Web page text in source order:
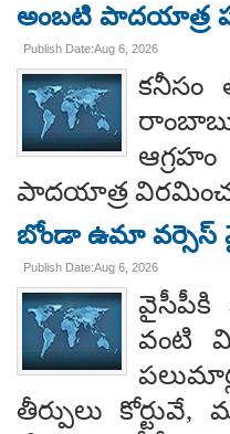
అంబటి పాదయాత్ర
Publish Date:Aug 6, 2026
కనీసం
పాదయాత్ర
బోండా ఉమా వర్సెస్
Publish Date:Aug 6, 2026
వైసీపీకి
వంటి
తీర్పులు